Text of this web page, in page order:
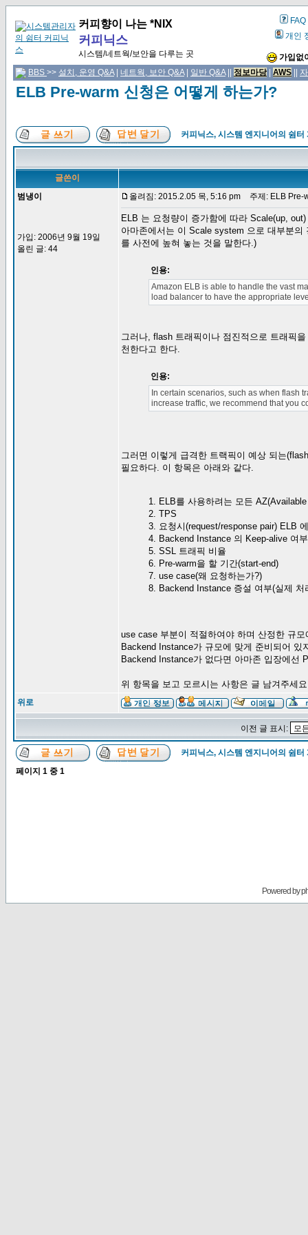
커피향이 나는 *NIX
커피닉스
시스템/네트웍/보안을 다루는 곳
FAQ
개인
가입없
BBS >> 설치, 운영 Q&A| 네트웍, 보안 Q&A| 일반 Q&A|| 정보마당| AWS
ELB Pre-warm 신청은 어떻게 하는가?
커피닉스, 시스템 엔지니어의 쉼터
글쓴이
범냉이
가입: 2006년 9월 19일
올린 글: 44
올려짐: 2015.2.05 목, 5:16 pm 주제: ELB Pre-
ELB 는 요청량이 증가함에 따라 Scale(up,
아마존에서는 이 Scale system 으로 대부분
를 사전에 높혀 놓는 것을 말한다.)
인용:
Amazon ELB is able to handle the vast
load balancer to have the appropriate
그러나, flash 트래픽이나 점진적으로 트래픽
천한다고 한다.
인용:
In certain scenarios, such as when flash
increase traffic, we recommend that you
그러면 이렇게 급격한 트랙픽이 예상 되는
필요하다. 이 항목은 아래와 같다.
1. ELB를 사용하려는 모든
2. TPS
3. 요청시(request/response pair) ELB
4. Backend Instance 의 Keep-alive 여부
5. SSL 트래픽 비율
6. Pre-warm을 할 기간(start-end)
7. use case(왜 요청하는가?)
8. Backend Instance 증설 여부(실제
use case 부분이 적절하여야 하며 산정한 규
Backend Instance가 규모에 맞게 준비되어
Backend Instance가 없다면 아마존 입장에선
위 항목을 보고 모르시는 사항은 글 남겨주세
위로
이전 글 표시:
커피닉스, 시스템 엔지니어의 쉼터
페이지 1 중 1
Powered by